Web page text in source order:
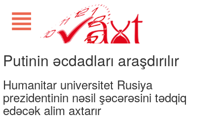
Putinin əcdadları araşdırılır
Humanitar universitet Rusiya
prezidentinin nəsil şəcərəsini tədqiq
edəcək alim axtarır